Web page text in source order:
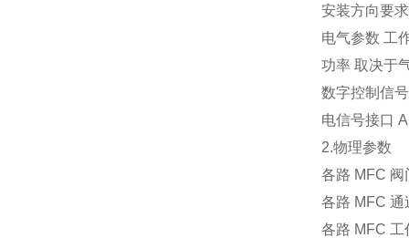
安装方向要
电气参数 工
功率 取决于
数字控制信
电信号接口
2.物理参数
各路 MFC
各路 MFC 通
各路 MFC